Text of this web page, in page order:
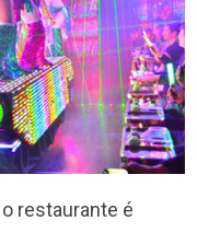
restaurante é